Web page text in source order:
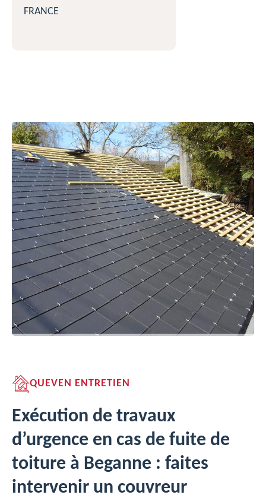
FRANCE
QUEVEN ENTRETIEN
Exécution de travaux
d’urgence en cas de fuite de
toiture à Beganne : faites
intervenir un couvreur